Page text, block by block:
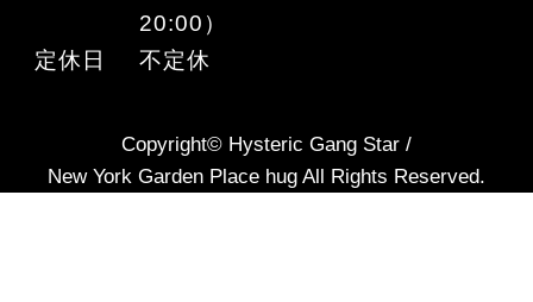
20:00）
定休日
不定休
Copyright© Hysteric Gang Star /
New York Garden Place hug All Rights Reserved.